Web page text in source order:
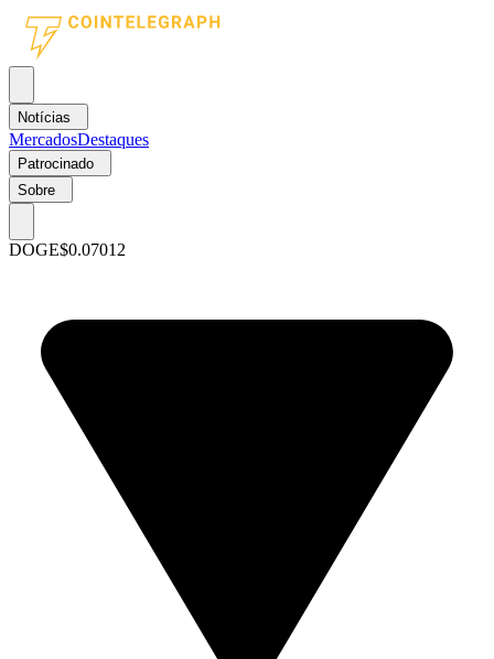
Notícias
MercadosDestaques
Patrocinado
Sobre
DOGE$0.07012